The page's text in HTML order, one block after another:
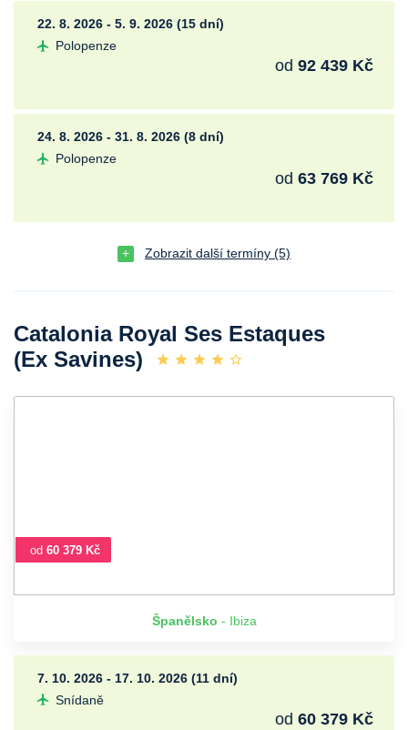
22. 8. 2026 - 5. 9. 2026 (15 dní)
Polopenze
od 92 439 Kč
24. 8. 2026 - 31. 8. 2026 (8 dní)
Polopenze
od 63 769 Kč
Zobrazit další termíny (5)
Catalonia Royal Ses Estaques
(Ex Savines)
od 60 379 Kč
Španělsko - Ibiza
7. 10. 2026 - 17. 10. 2026 (11 dní)
Snídaně
od 60 379 Kč